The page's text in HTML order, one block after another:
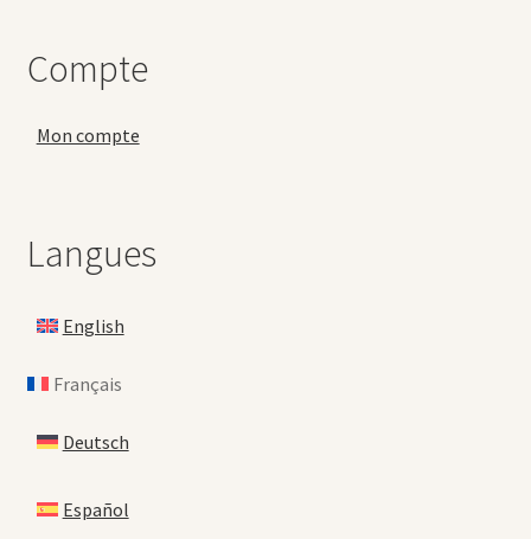
Compte
Mon compte
Langues
English
Français
Deutsch
Español